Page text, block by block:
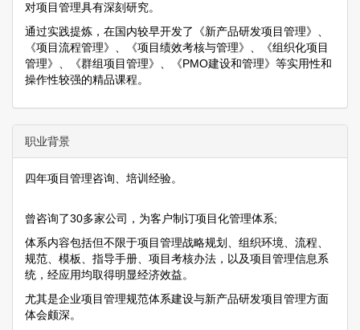
对项目管理具有深刻研究。
通过实践提炼，在国内较早开发了《新产品研发项目管理》、
《项目流程管理》、《项目绩效考核与管理》、《组织化项目
管理》、《群组项目管理》、《PMO建设和管理》等实用性和
操作性较强的精品课程。
职业背景
四年项目管理咨询、培训经验。
曾咨询了30多家公司，为客户制订项目化管理体系;
体系内容包括但不限于项目管理战略规划、组织环境、流程、
规范、模板、指导手册、项目考核办法，以及项目管理信息系
统，经应用均取得明显经济效益。
尤其是企业项目管理规范体系建设与新产品研发项目管理方面
体会颇深。